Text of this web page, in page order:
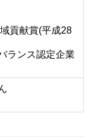
貢献賞(平成28
ランス認定企業